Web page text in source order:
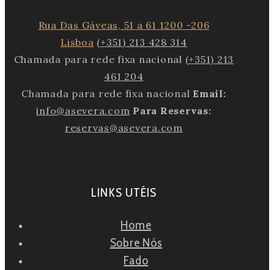
Rua Das Gáveas, 51 a 61 1200 -206
Lisboa (+351) 213 428 314
Chamada para rede fixa nacional (+351) 213
461 204
Chamada para rede fixa nacional Email:
info@asevera.com Para Reservas:
reservas@asevera.com
LINKS UTÉIS
Home
Sobre Nós
Fado